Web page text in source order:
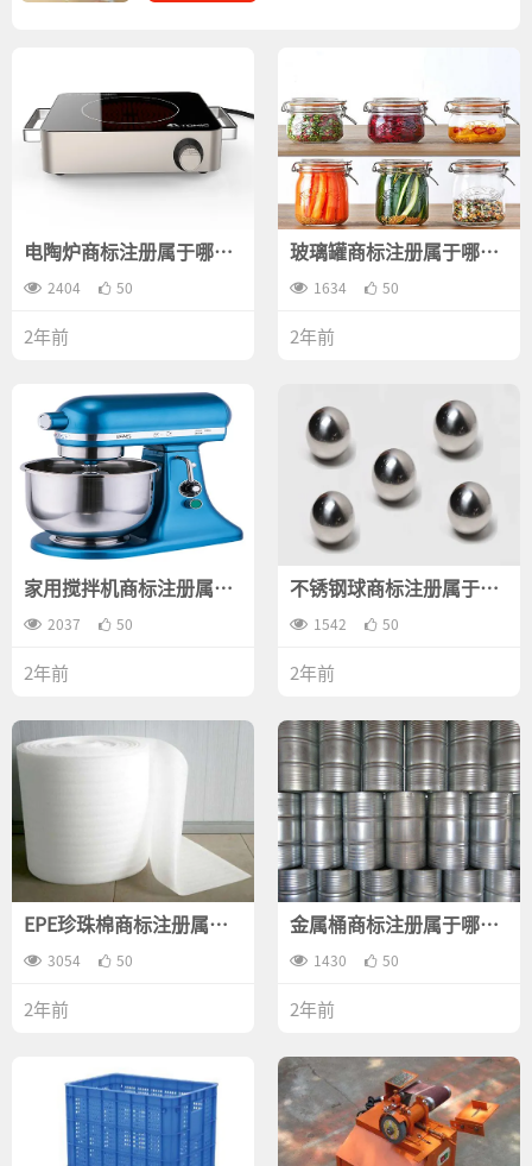
电陶炉商标注册属于哪一
类？
2404 50
2年前
玻璃罐商标注册属于哪一
类？
1634 50
2年前
家用搅拌机商标注册属于
哪一类？
2037 50
2年前
不锈钢球商标注册属于哪
一类？
1542 50
2年前
EPE珍珠棉商标注册属于
哪一类？
3054 50
2年前
金属桶商标注册属于哪一
类？
1430 50
2年前